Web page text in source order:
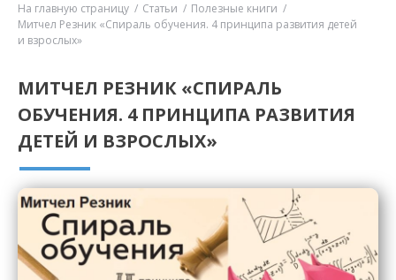
На главную страницу Статьи
Полезные книги
Митчел Резник «Спираль обучения. 4 принципа развития детей
и взрослых»
МИТЧЕЛ РЕЗНИК «СПИРАЛЬ
ОБУЧЕНИЯ. 4 ПРИНЦИПА РАЗВИТИЯ
ДЕТЕЙ И ВЗРОСЛЫХ»